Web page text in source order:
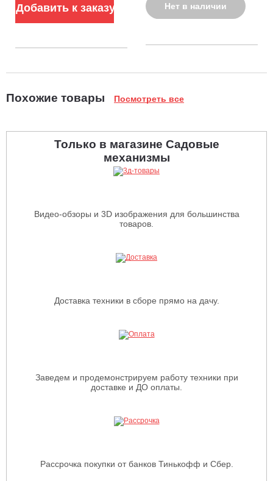
Добавить к заказу Нет в наличии
Похожие товары Посмотреть все
Только в магазине Садовые
механизмы
Видео-обзоры и 3D изображения для большинства
товаров.
Доставка техники в сборе прямо на дачу.
Заведем и продемонстрируем работу техники при
доставке и ДО оплаты.
Рассрочка покупки от банков Тинькофф и Сбер.